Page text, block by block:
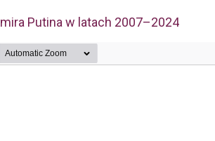
Putina w latach 2007–2024